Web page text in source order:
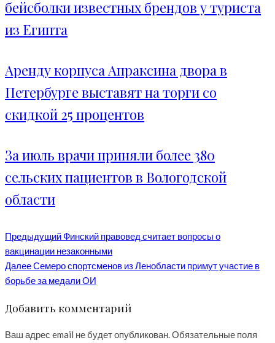
бейсболки известных брендов у туриста
из Египта
Аренду корпуса Апраксина двора в
Петербурге выставят на торги со
скидкой 25 процентов
За июль врачи приняли более 380
сельских пациентов в Вологодской
области
ПредыдущийФинский правовед считает вопросы о
вакцинации незаконными
ДалееСемеро спортсменов из Ленобласти примут участие в
борьбе за медали ОИ
Добавить комментарий
Ваш адрес email не будет опубликован.Обязательные поля